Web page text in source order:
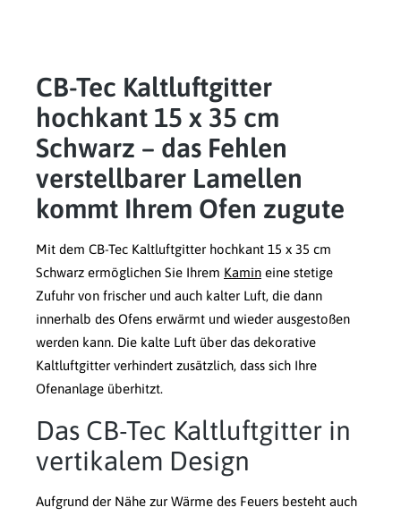
CB-Tec Kaltluftgitter
hochkant 15 x 35 cm
Schwarz – das Fehlen
verstellbarer Lamellen
kommt Ihrem Ofen zugute
Mit dem CB-Tec Kaltluftgitter hochkant 15 x 35 cm
Schwarz ermöglichen Sie Ihrem Kamin eine stetige
Zufuhr von frischer und auch kalter Luft, die dann
innerhalb des Ofens erwärmt und wieder ausgestoßen
werden kann. Die kalte Luft über das dekorative
Kaltluftgitter verhindert zusätzlich, dass sich Ihre
Ofenanlage überhitzt.
Das CB-Tec Kaltluftgitter in
vertikalem Design
Aufgrund der Nähe zur Wärme des Feuers besteht auch